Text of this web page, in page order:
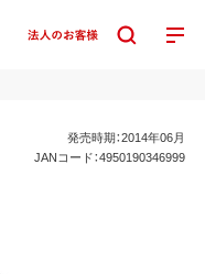
発売時期：2014年06月
JANコード：4950190346999